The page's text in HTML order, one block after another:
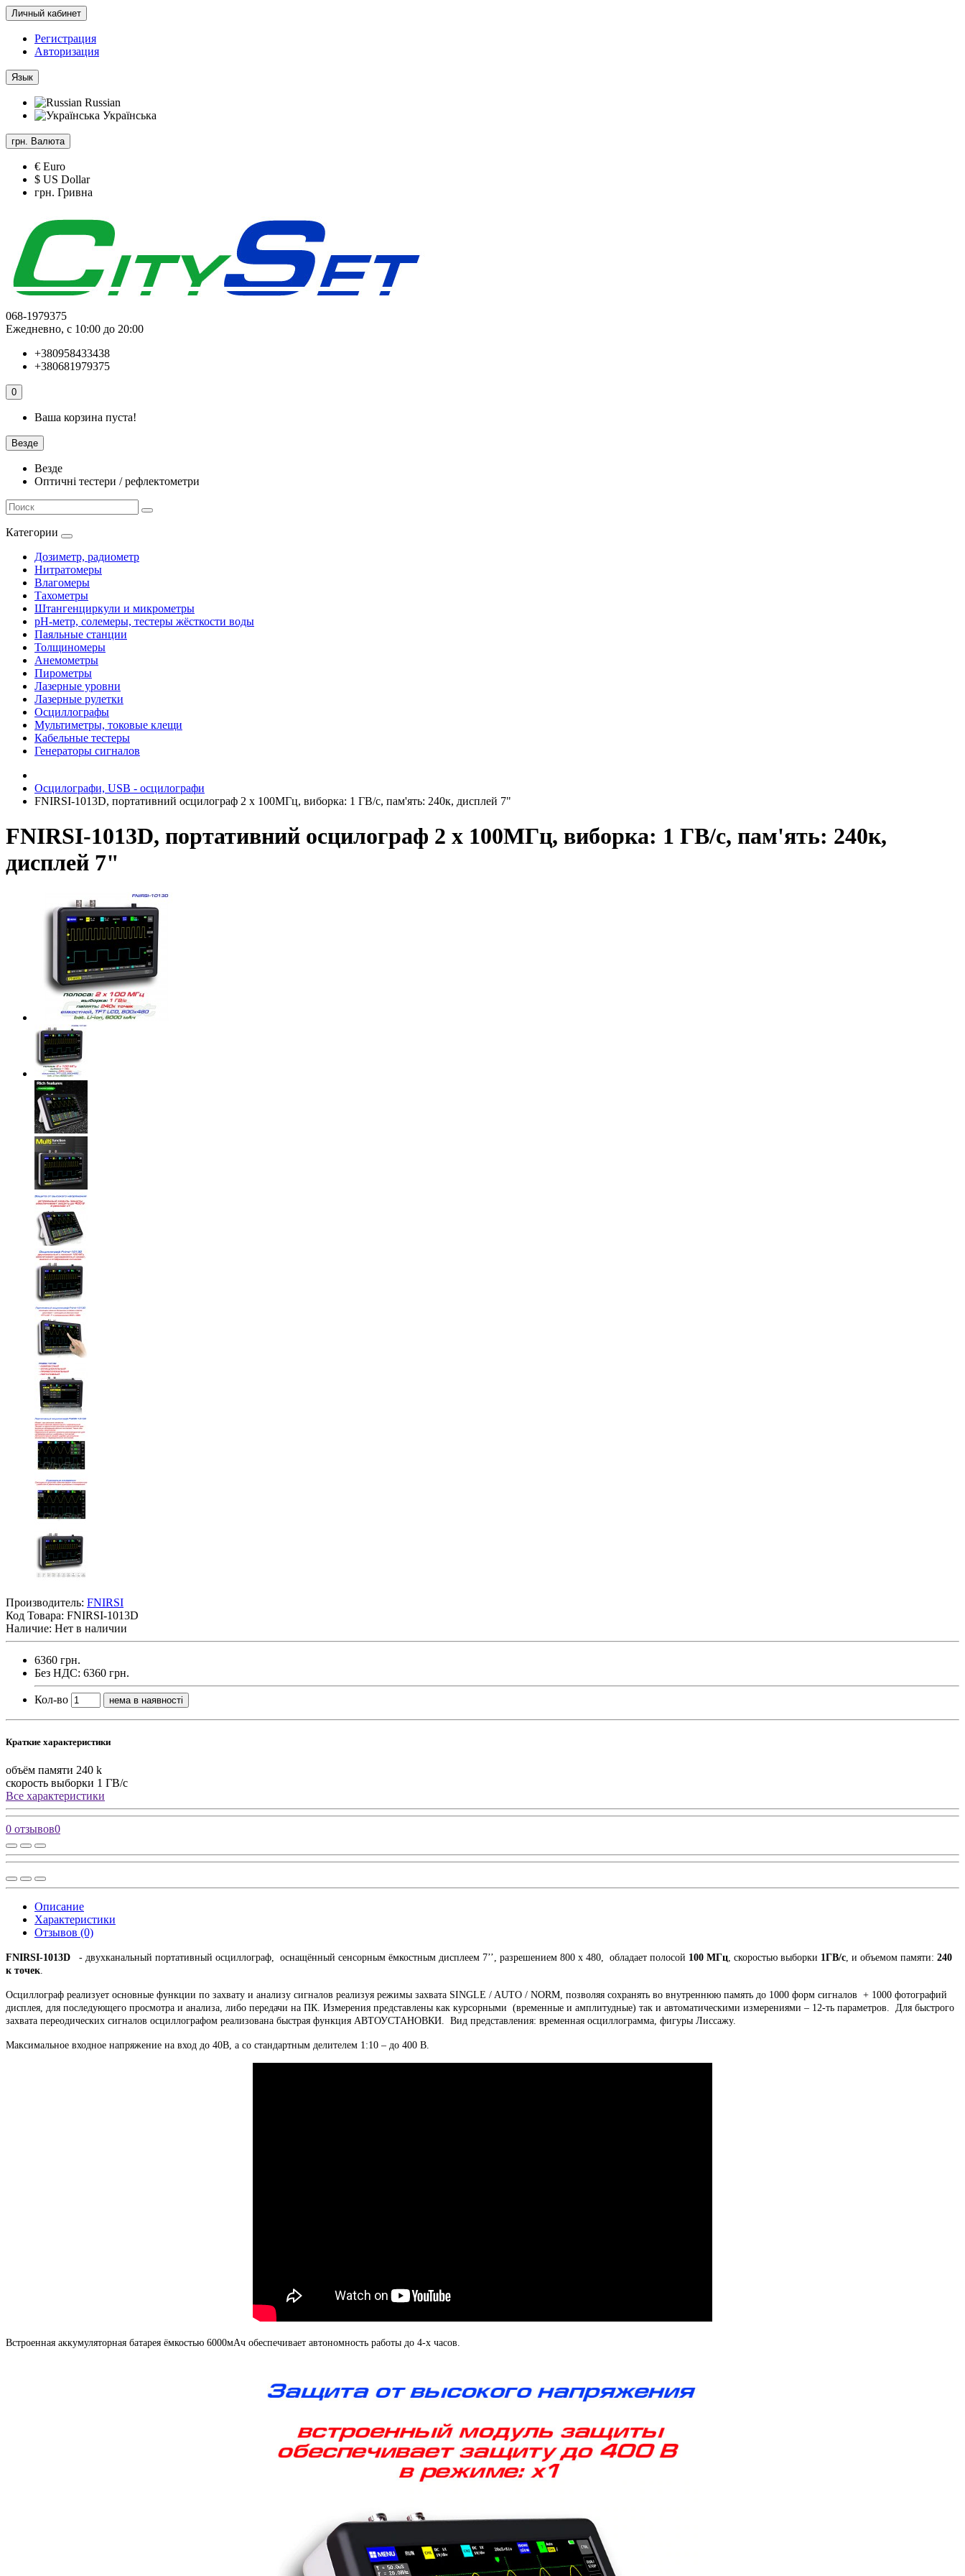
Личный кабинет
Регистрация
Авторизация
Язык
Russian
Українська
грн. Валюта
€ Euro
$ US Dollar
грн. Гривна
068-1979375
Ежедневно, с 10:00 до 20:00
+380958433438
+380681979375
0
Ваша корзина пуста!
Везде
Везде
Оптичні тестери / рефлектометри
Категории
Дозиметр, радиометр
Нитратомеры
Влагомеры
Тахометры
Штангенциркули и микрометры
pH-метр, солемеры, тестеры жёсткости воды
Паяльные станции
Толщиномеры
Анемометры
Пирометры
Лазерные уровни
Лазерные рулетки
Осциллографы
Мультиметры, токовые клещи
Кабельные тестеры
Генераторы сигналов
Осцилографи, USB - осцилографи
FNIRSI-1013D, портативний осцилограф 2 х 100МГц, виборка: 1 ГВ/с, пам'ять: 240к, дисплей 7"
FNIRSI-1013D, портативний осцилограф 2 х 100МГц, виборка: 1 ГВ/с, пам'ять: 240к,
дисплей 7"
Производитель: FNIRSI
Код Товара: FNIRSI-1013D
Наличие: Нет в наличии
6360 грн.
Без НДС: 6360 грн.
Кол-во нема в наявності
Краткие характеристики
объём памяти 240 k
скорость выборки 1 ГВ/с
Все характеристики
0 отзывов0
Описание
Характеристики
Отзывов (0)
FNIRSI-1013D - двухканальный портативный осциллограф, оснащённый сенсорным ёмкостным дисплеем 7’’, разрешением 800 х 480, обладает полосой 100 МГц, скоростью выборки 1ГВ/с, и объемом памяти: 240
к точек.
Осциллограф реализует основные функции по захвату и анализу сигналов реализуя режимы захвата SINGLE / AUTO / NORM, позволяя сохранять во внутреннюю память до 1000 форм сигналов + 1000 фотографий
дисплея, для последующего просмотра и анализа, либо передачи на ПК. Измерения представлены как курсорными (временные и амплитудные) так и автоматическими измерениями – 12-ть параметров. Для быстрого
захвата переодических сигналов осциллографом реализована быстрая функция АВТОУСТАНОВКИ. Вид представления: временная осциллограмма, фигуры Лиссажу.
Максимальное входное напряжение на вход до 40В, а со стандартным делителем 1:10 – до 400 В.
Встроенная аккумуляторная батарея ёмкостью 6000мАч обеспечивает автономность работы до 4-х часов.